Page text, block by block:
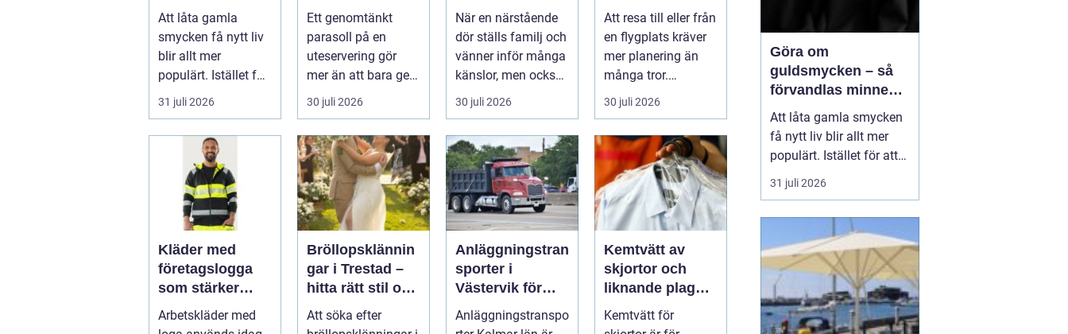
minnen till nya
favoriter
Att låta gamla
smycken få nytt liv
blir allt mer
populärt. Istället för
a...
31 juli 2026
uteserveringen
rätt känsla året
runt
Ett genomtänkt
parasoll på en
uteservering gör
mer än att bara ge
skugga. Det
påverkar hur länge
gäs...
30 juli 2026
avsked formas
När en närstående
dör ställs familj och
vänner inför många
känslor, men också
praktiska beslut. En
b...
30 juli 2026
trygg och
smidig
Att resa till eller från
en flygplats kräver
mer planering än
många tror.
Flygtider, packning,
säker...
30 juli 2026
Kläder med
företagslogga
som stärker
varumärket
varje dag
Arbetskläder med
Bröllopsklännin
gar i Trestad –
hitta rätt stil och
passform inför
den stora dagen
Att söka efter
Anläggningstran
sporter i
Västervik för
effektiva
byggprojekt
Anläggningstranspo
Kemtvätt av
skjortor och
liknande plagg:
Så fungerar
professionell
Kemtvätt för
Göra om
guldsmycken – så
förvandlas minnen
till nya favoriter
Att låta gamla smycken
få nytt liv blir allt mer
populärt. Istället för att
låta arvegods ligga i en
låda kan de formas om
passar stilen i dag och
bär med sig historien.
N&au...
31 juli 2026